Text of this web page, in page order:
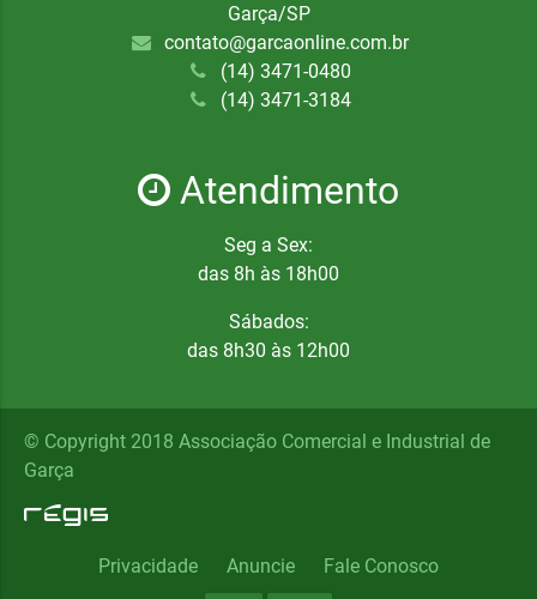
Garça/SP
contato@garcaonline.com.br
(14) 3471-0480
(14) 3471-3184
Atendimento
Seg a Sex:
das 8h às 18h00
Sábados:
das 8h30 às 12h00
© Copyright 2018 Associação Comercial e Industrial de
Garça
Privacidade Anuncie Fale Conosco